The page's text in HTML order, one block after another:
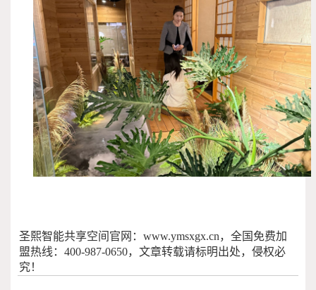
圣熙智能共享空间官网：www.ymsxgx.cn，全国免费加
盟热线：400-987-0650，文章转载请标明出处，侵权必
究！